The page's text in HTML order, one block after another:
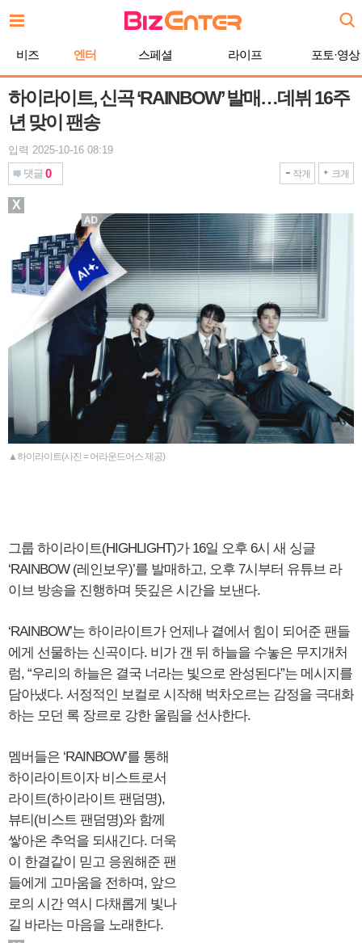
문
비즈 엔터 스페셜 라이프 포토·영상
하이라이트, 신곡 ‘RAINBOW’ 발매…데뷔 16주
년 맞이 팬송
입력 2025-10-16 08:19
댓글 0 작게 크게
▲하이라이트(사진 = 어라운드어스 제공)
그룹 하이라이트(HIGHLIGHT)가 16일 오후 6시 새 싱글
‘RAINBOW (레인보우)’를 발매하고, 오후 7시부터 유튜브 라
이브 방송을 진행하며 뜻깊은 시간을 보낸다.
‘RAINBOW’는 하이라이트가 언제나 곁에서 힘이 되어준 팬들
에게 선물하는 신곡이다. 비가 갠 뒤 하늘을 수놓은 무지개처
럼, “우리의 하늘은 결국 너라는 빛으로 완성된다”는 메시지를
담아냈다. 서정적인 보컬로 시작해 벅차오르는 감정을 극대화
하는 모던 록 장르로 강한 울림을 선사한다.
멤버들은 ‘RAINBOW’를 통해
하이라이트이자 비스트로서
라이트(하이라이트 팬덤명),
뷰티(비스트 팬덤명)와 함께
쌓아온 추억을 되새긴다. 더욱
이 한결같이 믿고 응원해준 팬
들에게 고마움을 전하며, 앞으
로의 시간 역시 다채롭게 빛나
길 바라는 마음을 노래한다.
X